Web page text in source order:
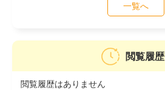
一覧へ
閲覧履歴
閲覧履歴はありません